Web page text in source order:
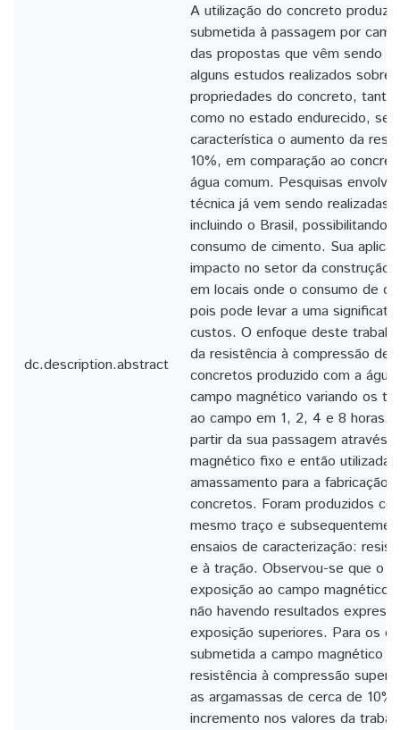
dc.description.abstract
A utilização do concreto
submetida à passagem por
das propostas que vêm sendo
alguns estudos realizados sobre
propriedades do concreto,
como no estado endurecido,
característica o aumento da
10%, em comparação ao
água comum. Pesquisas
técnica já vem sendo realizadas
incluindo o Brasil, possibilitando
consumo de cimento. Sua
impacto no setor da construção
em locais onde o consumo de
pois pode levar a uma
custos. O enfoque deste
da resistência à compressão de
concretos produzido com a
campo magnético variando os
ao campo em 1, 2, 4 e 8 horas.
partir da sua passagem através
magnético fixo e então utilizada
amassamento para a fabricação
concretos. Foram produzidos
mesmo traço e
ensaios de caracterização:
e à tração. Observou-se que o
exposição ao campo magnético
não havendo resultados
exposição superiores. Para os
submetida a campo magnético
resistência à compressão
as argamassas de cerca de
incremento nos valores da